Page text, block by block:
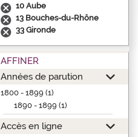
10 Aube
13 Bouches-du-Rhône
33 Gironde
AFFINER
Années de parution
1800 - 1899 (1)
1890 - 1899 (1)
Accès en ligne